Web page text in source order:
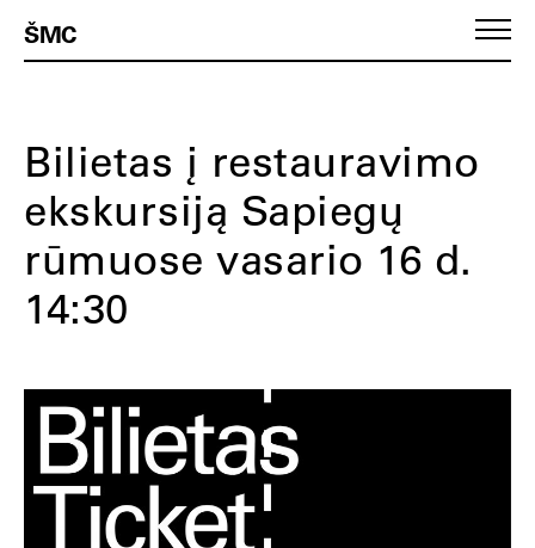
ŠMC
Bilietas į restauravimo
ekskursiją Sapiegų
rūmuose vasario 16 d.
14:30